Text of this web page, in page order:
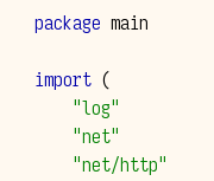
package main
import (
"log"
"net"
"net/http"